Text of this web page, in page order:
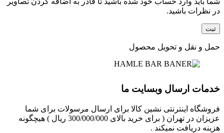
در نظرات باشید.
حمل و نقل و تحویل محصول
خدمات ارسال وبسایت ما
فروشگاه اینترنتی نشین کالا برای ارسال مرسولات برای شما
عزیزان در تهران ( برای خرید بالای 300/000/000 ریال ) هیچگونه
هزینه دریافت نمیکند .